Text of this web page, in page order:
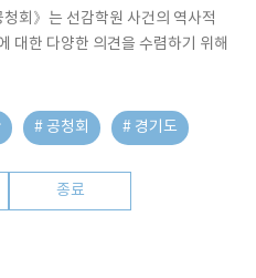
회》는 선감학원 사건의 역사적
대한 다양한 의견을 수렴하기 위해
# 공청회 # 경기도
종료